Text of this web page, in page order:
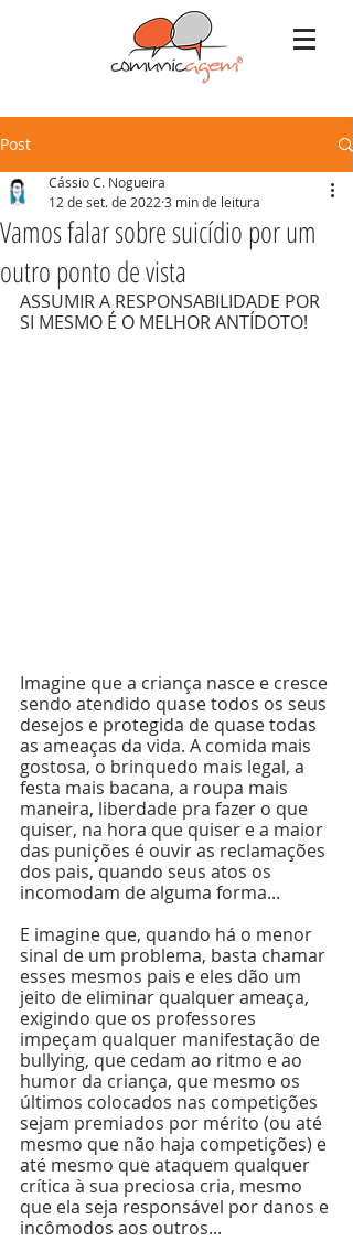
Post
Vamos falar sobre suicídio por um
outro ponto de vista
Cássio C. Nogueira
12 de set. de 2022 3 min de leitura
ASSUMIR A RESPONSABILIDADE POR
SI MESMO É O MELHOR ANTÍDOTO!
Imagine que a criança nasce e cresce
sendo atendido quase todos os seus
desejos e protegida de quase todas
as ameaças da vida. A comida mais
gostosa, o brinquedo mais legal, a
festa mais bacana, a roupa mais
maneira, liberdade pra fazer o que
quiser, na hora que quiser e a maior
das punições é ouvir as reclamações
dos pais, quando seus atos os
incomodam de alguma forma...
E imagine que, quando há o menor
sinal de um problema, basta chamar
esses mesmos pais e eles dão um
jeito de eliminar qualquer ameaça,
exigindo que os professores
impeçam qualquer manifestação de
bullying, que cedam ao ritmo e ao
humor da criança, que mesmo os
últimos colocados nas competições
sejam premiados por mérito (ou até
mesmo que não haja competições) e
até mesmo que ataquem qualquer
crítica à sua preciosa cria, mesmo
que ela seja responsável por danos e
incômodos aos outros...